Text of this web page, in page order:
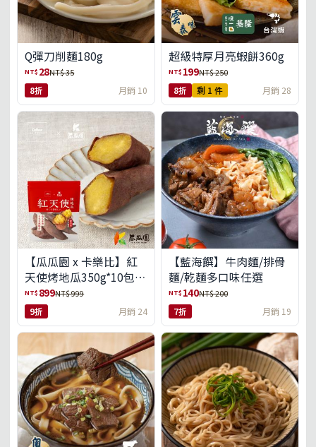
Q彈刀削麵180g
NT$ 28NT$ 35
8折 月銷 10
超級特厚月亮蝦餅360g
NT$ 199NT$ 250
8折 剩 1 件 月銷 28
【瓜瓜園 x 卡樂比】紅
天使烤地瓜350g*10包
(免運組)
NT$ 899NT$ 999
9折 月銷 24
【藍海饌】牛肉麵/排骨
麵/乾麵多口味任選
NT$ 140NT$ 200
7折 月銷 19